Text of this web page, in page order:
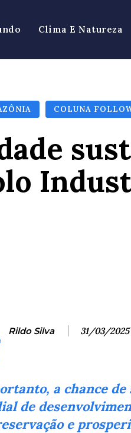
Clima E Natureza
COLUNA
Rildo Silva 31/03/2025
a chance
de
e